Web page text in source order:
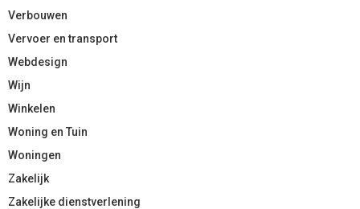
Verbouwen
Vervoer en transport
Webdesign
Wijn
Winkelen
Woning en Tuin
Woningen
Zakelijk
Zakelijke dienstverlening